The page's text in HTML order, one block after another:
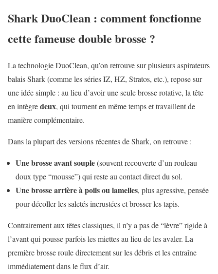
Shark DuoClean : comment fonctionne
cette fameuse double brosse ?
La technologie DuoClean, qu’on retrouve sur plusieurs aspirateurs
balais Shark (comme les séries IZ, HZ, Stratos, etc.), repose sur
une idée simple : au lieu d’avoir une seule brosse rotative, la tête
en intègredeux, qui tournent en même temps et travaillent de
manière complémentaire.
Dans la plupart des versions récentes de Shark, on retrouve :
Une brosse avant souple(souvent recouverte d’un rouleau
doux type “mousse”) qui reste au contact direct du sol.
Une brosse arrière à poils ou lamelles, plus agressive, pensée
pour décoller les saletés incrustées et brosser les tapis.
Contrairement aux têtes classiques, il n’y a pas de “lèvre” rigide à
l’avant qui pousse parfois les miettes au lieu de les avaler. La
première brosse roule directement sur les débris et les entraîne
immédiatement dans le flux d’air.